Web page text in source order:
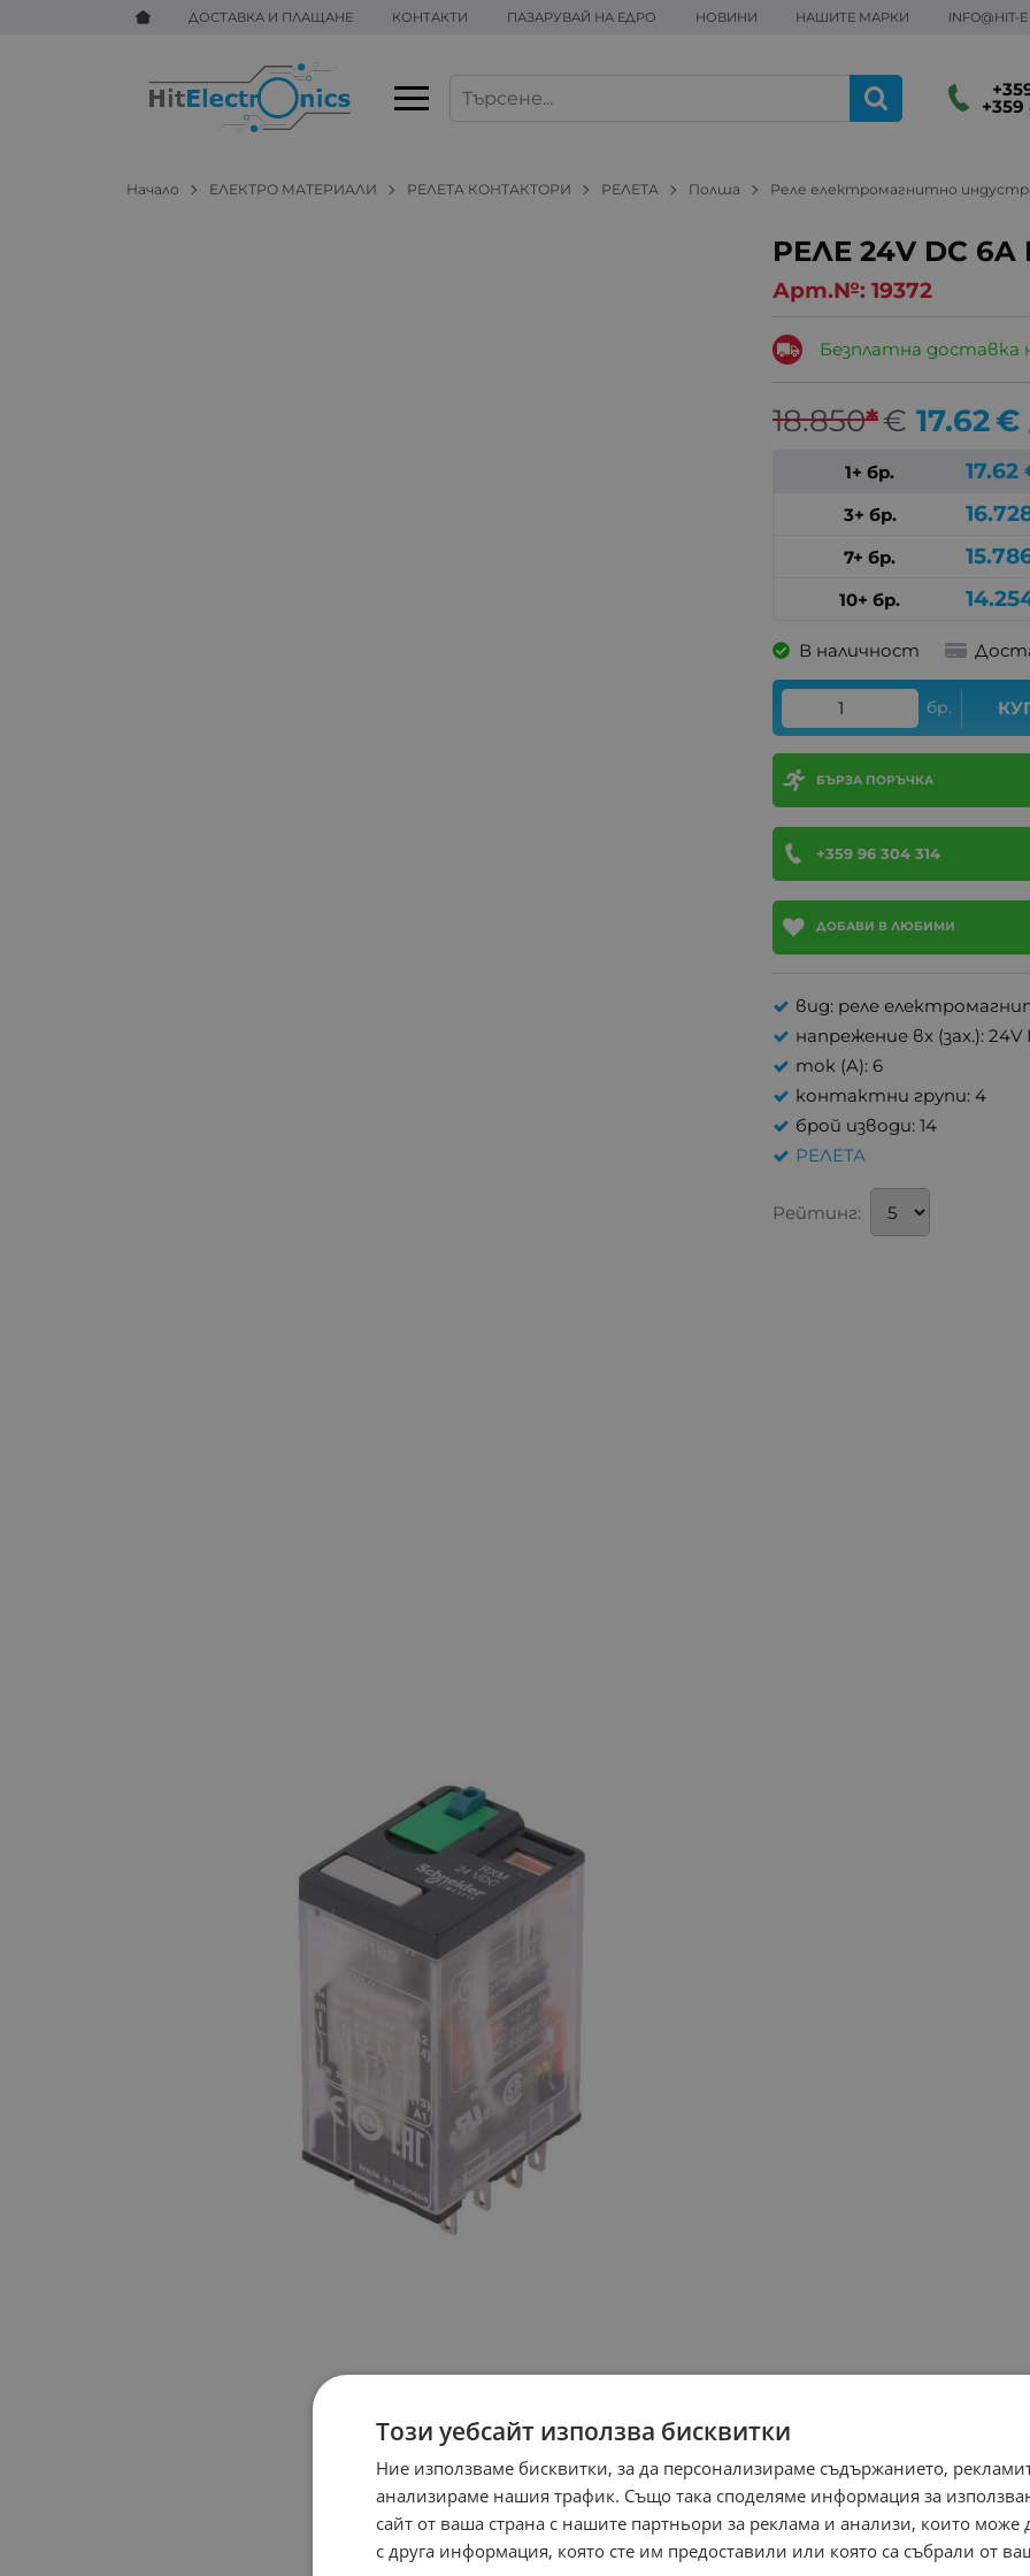
ДОСТАВКА И ПЛАЩАНЕ КОНТАКТИ ПАЗАРУВАЙ НА ЕДРО НОВИНИ НАШИТЕ МАРКИ INFO@HIT-
+359
Начало ЕЛЕКТРО МАТЕРИАЛИ РЕЛЕТА КОНТАКТОРИ РЕЛЕТА Полша Реле електромагнитно
РЕЛЕ 24V DC 6A
Арт.№: 19372
Безплатна доставка
18.850*€ 17.62€
1+ бр. 17.62
3+ бр.
7+ бр.
10+ бр.
В наличност
бр.
БЪРЗА ПОРЪЧКА
+359 96 304 314
ДОБАВИ В ЛЮБИМИ
вид: реле
напрежение вх (зах.): 24V
ток (A): 6
контактни групи: 4
брой изводи: 14
РЕЛЕТА
Рейтинг:
Този уебсайт използва бисквитки
Ние използваме бисквитки, за да персонализираме съдържанието,
анализираме нашия трафик. Също така споделяме информация за
сайт от ваша страна с нашите партньори за реклама и анализи, които може
с друга информация, която сте им предоставили или която са събрали от